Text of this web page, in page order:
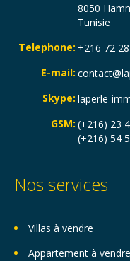
8050
Tunisie
Telephone: +216 72
E-mail:
Skype: laperle-
GSM: (+216) 23
(+216) 54
Nos services
Villas à vendre
Appartement à vendre